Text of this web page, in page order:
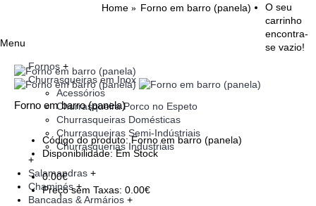
O seu
carrinho
encontra-
se vazio!
Menu
Fornos +
Churrasqueiras em Inox
Acessórios
Churrasqueira Porco no Espeto
Churrasqueiras Domésticas
Churrasqueiras Semi-Indústriais
Churrasquerias Industriais
+
Salamandras +
Chaminés +
Bancadas & Armários +
Home Forno em barro (panela)
Forno em barro (panela)
Código do produto:Forno em barro (panela)
Disponibilidade:Em Stock
0.00€
Preço sem Taxas: 0.00€